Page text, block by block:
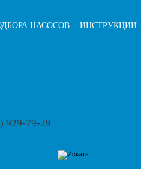
НАСОСОВ ИНСТРУКЦИИ
929-79-29